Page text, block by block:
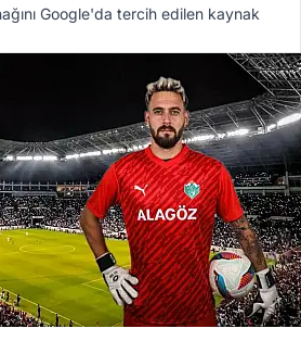
Google'da tercih edilen kaynak